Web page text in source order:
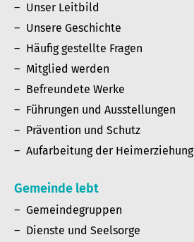
Unser Leitbild
Unsere Geschichte
Häufig gestellte Fragen
Mitglied werden
Befreundete Werke
Führungen und Ausstellungen
Prävention und Schutz
Aufarbeitung der Heimerziehung
Gemeinde lebt
Gemeindegruppen
Dienste und Seelsorge